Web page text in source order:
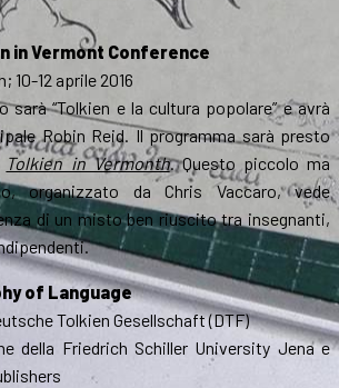
in Vermont Conference
10-12 aprile 2016
sarà “Tolkien e la cultura popolare” e avrà
Robin Reid. Il programma sarà presto
Tolkien in Vermonth. Questo piccolo ma
organizzato da Chris Vaccaro, vede
di un misto ben riuscito tra insegnanti,
of Language
Tolkien Gesellschaft (DTF)
della Friedrich Schiller University Jena e